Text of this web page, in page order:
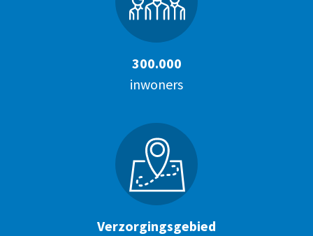
300.000
inwoners
Verzorgingsgebied